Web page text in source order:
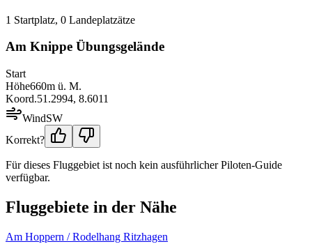
1 Startplatz, 0 Landeplatzätze
Am Knippe Übungsgelände
Start
Höhe660m ü. M.
Koord.51.2994, 8.6011
WindSW
Korrekt?
Für dieses Fluggebiet ist noch kein ausführlicher Piloten-Guide
verfügbar.
Fluggebiete in der Nähe
Am Hoppern / Rodelhang Ritzhagen